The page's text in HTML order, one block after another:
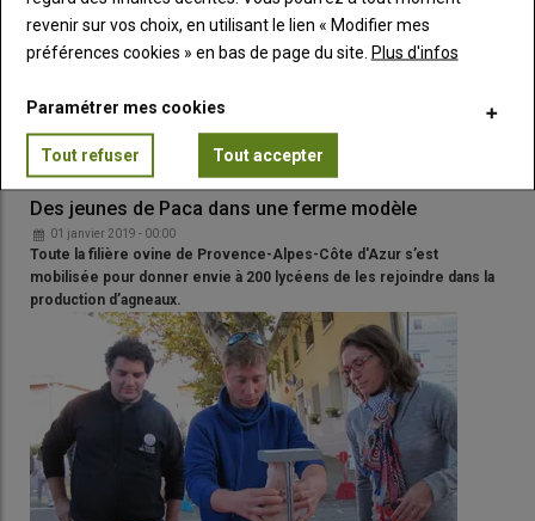
Des jeunes de Paca dans une ferme modèle
01 janvier 2019 - 00:00
Toute la filière ovine de Provence-Alpes-Côte d'Azur s’est
mobilisée pour donner envie à 200 lycéens de les rejoindre dans la
production d’agneaux.
revenir sur vos choix, en utilisant le lien « Modifier mes
préférences cookies » en bas de page du site. Plus d'infos
Paramétrer mes cookies
Tout refuser Tout accepter